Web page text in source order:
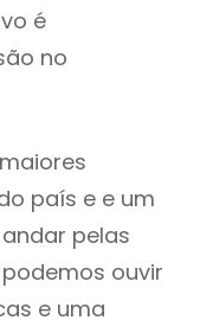
é
no
país e e um
pelas
ouvir
e uma